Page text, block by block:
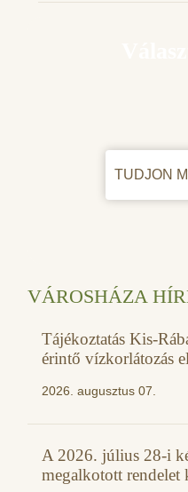
TUDJON
VÁROSHÁZA
Tájékoztatás Kis-
érintő vízkorlátozás
2026. augusztus 07.
A 2026. július 28-i
megalkotott rendelet